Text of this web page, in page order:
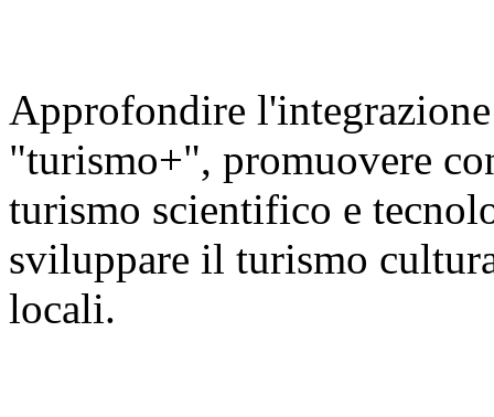
Approfondire
"turismo+", promuovere
turismo scientifico e
sviluppare il turismo
locali.